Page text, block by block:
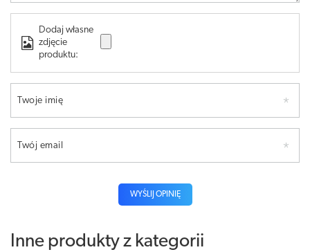
Dodaj własne
zdjęcie
produktu:
Twoje imię
Twój email
WYŚLIJ OPINIĘ
Inne produkty z kategorii